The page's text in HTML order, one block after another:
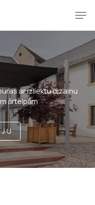
ar izliektu dizainu
ārtelpām